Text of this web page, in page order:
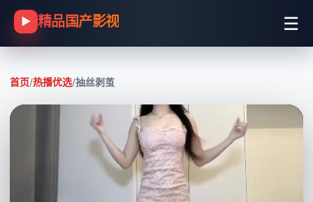
▶ 精品国产影视 ☰
首页/热播优选/抽丝剥茧